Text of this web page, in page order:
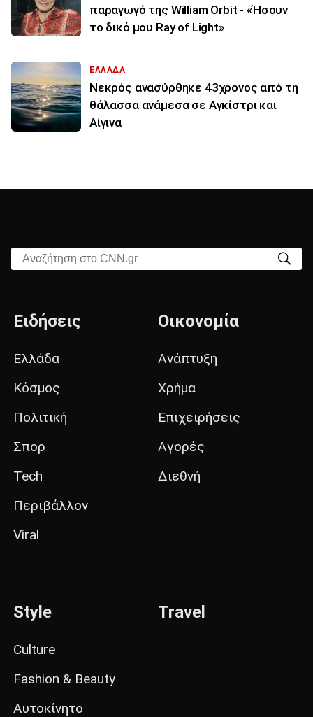
παραγωγό της William Orbit - «Ήσουν
το δικό μου Ray of Light»
ΕΛΛΑΔΑ
Νεκρός ανασύρθηκε 43χρονος από τη
θάλασσα ανάμεσα σε Αγκίστρι και
Αίγινα
Αναζήτηση στο CNN.gr
Ειδήσεις
Ελλάδα
Κόσμος
Πολιτική
Σπορ
Tech
Περιβάλλον
Viral
Οικονομία
Ανάπτυξη
Χρήμα
Επιχειρήσεις
Αγορές
Διεθνή
Style
Culture
Fashion & Beauty
Αυτοκίνητο
Travel